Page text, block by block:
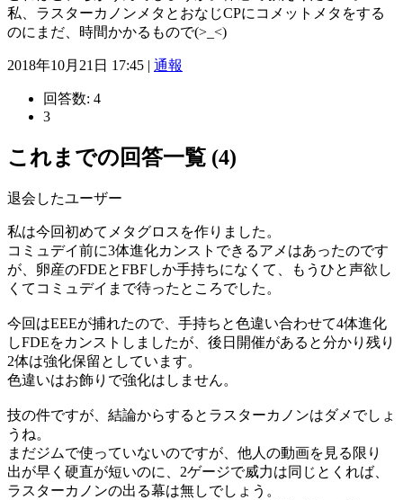
私、ラスターカノンメタとおなじCPにコメットメタをする
のにまだ、時間かかるもので(>_<)
2018年10月21日 17:45 | 通報
回答数: 4
3
これまでの回答一覧 (4)
退会したユーザー
私は今回初めてメタグロスを作りました。
コミュデイ前に3体進化カンストできるアメはあったのです
が、卵産のFDEとFBFしか手持ちになくて、もうひと声欲し
くてコミュデイまで待ったところでした。
今回はEEEが捕れたので、手持ちと色違い合わせて4体進化
しFDEをカンストしましたが、後日開催があると分かり残り
2体は強化保留としています。
色違いはお飾りで強化はしません。
技の件ですが、結論からするとラスターカノンはダメでしょ
うね。
まだジムで使っていないのですが、他人の動画を見る限り
出が早く硬直が短いのに、2ゲージで威力は同じとくれば、
ラスターカノンの出る幕は無しでしょう。